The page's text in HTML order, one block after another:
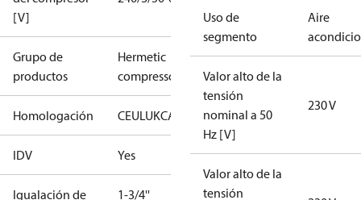
[V]
Grupo de
productos
Hermetic
compressors
Homologación CEULUKCA
IDV Yes
Igualación de
1-3/4''
Uso de
segmento
Aire
Valor alto de la
tensión
nominal a 50
Hz [V]
230 V
Valor alto de la
tensión